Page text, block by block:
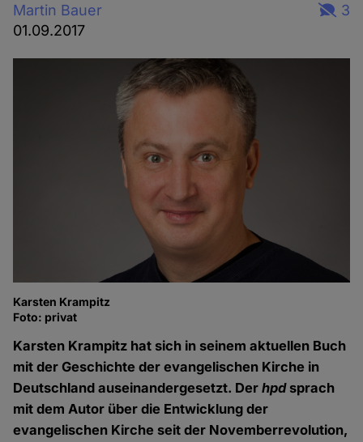
Martin Bauer
01.09.2017
3
Karsten Krampitz
Foto: privat
Karsten Krampitz hat sich in seinem aktuellen Buch
mit der Geschichte der evangelischen Kirche in
Deutschland auseinandergesetzt. Derhpdsprach
mit dem Autor über die Entwicklung der
evangelischen Kirche seit der Novemberrevolution,